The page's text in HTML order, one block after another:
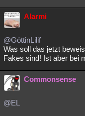
Alarmi
@GöttinLilif
Was soll das jetzt
Fakes sind! Ist aber bei
Commonsense
@EL